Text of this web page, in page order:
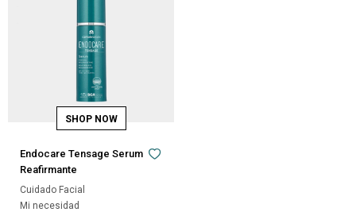
Endocare Tensage Serum
Reafirmante
Cuidado Facial
Mi necesidad